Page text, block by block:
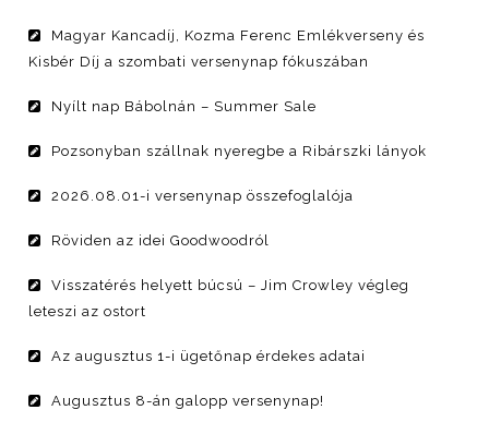
Magyar Kancadíj, Kozma Ferenc Emlékverseny és
Kisbér Díj a szombati versenynap fókuszában
Nyílt nap Bábolnán – Summer Sale
Pozsonyban szállnak nyeregbe a Ribárszki lányok
2026.08.01-i versenynap összefoglalója
Röviden az idei Goodwoodról
Visszatérés helyett búcsú – Jim Crowley végleg
leteszi az ostort
Az augusztus 1-i ügetőnap érdekes adatai
Augusztus 8-án galopp versenynap!